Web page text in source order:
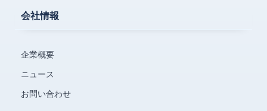
会社情報
企業概要
ニュース
お問い合わせ